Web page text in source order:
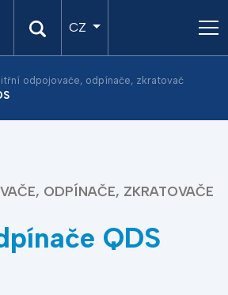
CZ
ODPÍNAČE, ZKRATOVAČE
QDS